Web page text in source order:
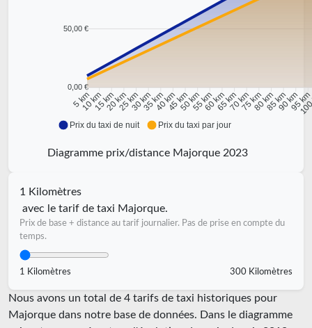
50,00 €
0,00 €
5 km
10 km15 km20 km25 km30 km35 km40 km45 km50 km55 km60 km65 km70 km75 km80 km85 km90 km95 km
Prix du taxi de nuit Prix du taxi par jour
Diagramme prix/distance Majorque 2023
1 Kilomètres
avec le tarif de taxi Majorque.
Prix de base + distance au tarif journalier. Pas de prise en compte du
temps.
1 Kilomètres 300 Kilomètres
Nous avons un total de 4 tarifs de taxi historiques pour
Majorque dans notre base de données. Dans le diagramme